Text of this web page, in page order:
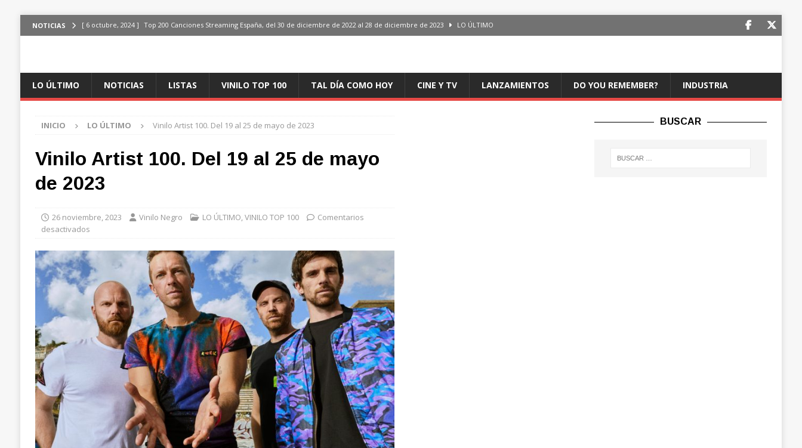
NOTICIAS [ 6 octubre, 2024 ] Top 200 Canciones Streaming España, del 30 de diciembre de 2022 al 28 de diciembre de 2023 LO ÚLTIMO
ÚLTIMO
ÚLTIMO
LO ÚLTIMO NOTICIAS LISTAS VINILO TOP 100 TAL DÍA COMO HOY CINE Y TV LANZAMIENTOS DO YOU REMEMBER? INDUSTRIA
INICIO LO ÚLTIMO Vinilo Artist 100. Del 19 al 25 de mayo de 2023
Vinilo Artist 100. Del 19 al 25 de mayo
de 2023
26 noviembre, 2023 Vinilo Negro LO ÚLTIMO,VINILO TOP 100
Comentarios
desactivados
BUSCAR